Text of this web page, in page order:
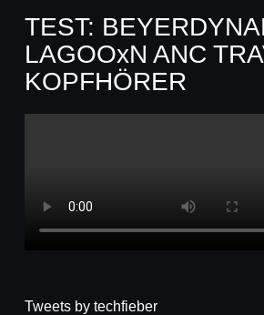
TEST:
LAGOOxN ANC
KOPFHÖRER
Tweets by techfieber